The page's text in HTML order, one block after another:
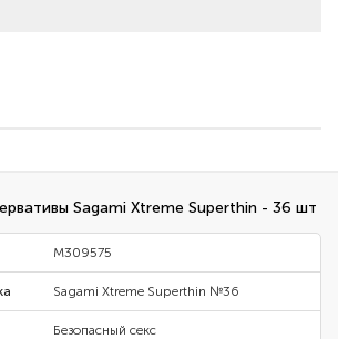
Sagami Xtreme Superthin - 36 шт
M309575
Sagami Xtreme Superthin №36
Безопасный секс